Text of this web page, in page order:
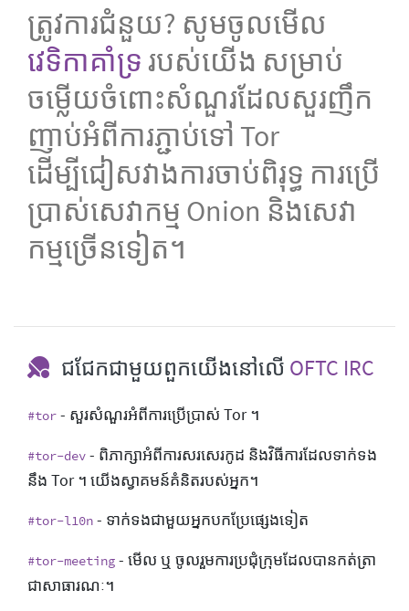
ត្រូវការ​ជំនួយ? សូមចូលមើល
វេទិកាគាំទ្រ របស់យើង សម្រាប់
ចម្លើយចំពោះសំណួរដែលសួរញឹក
ញាប់អំពីការភ្ជាប់ទៅ Tor
ដើម្បីជៀសវាងការចាប់ពិរុទ្ធ ការប្រើ
ប្រាស់សេវាកម្ម Onion និងសេវា
កម្មច្រើនទៀត។
ជជែកជាមួយពួកយើងនៅលើ OFTC IRC
#tor - សួរសំណួរអំពីការប្រើប្រាស់ Tor ។
#tor-dev - ពិភាក្សាអំពីការសរសេរកូដ និងវិធីការដែលទាក់ទង
នឹង Tor ។ យើងស្វាគមន៍គំនិតរបស់អ្នក។
#tor-l10n - ទាក់ទងជាមួយអ្នកបកប្រែផ្សេងទៀត
#tor-meeting - មើល ឬ ចូលរួមការប្រជុំក្រុមដែលបានកត់ត្រា
ជាសាធារណៈ។